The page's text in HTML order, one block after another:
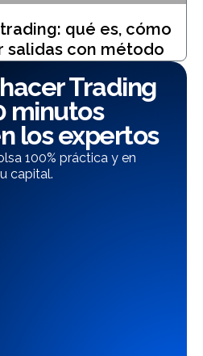
qué es, cómo
salidas con método
Trading
minutos
los expertos
100% práctica y en
capital.